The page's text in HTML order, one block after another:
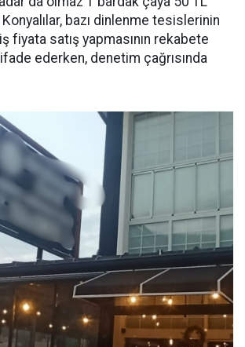
bazı dinlenme tesislerinin
fiyata satış yapmasının rekabete
ifade ederken, denetim çağrısında